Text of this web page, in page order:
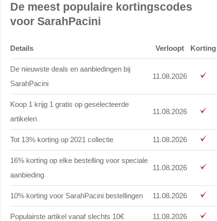
De meest populaire kortingscodes
voor SarahPacini
Details Verloopt Korting
De nieuwste deals en aanbiedingen bij
SarahPacini
11.08.2026
Koop 1 krijg 1 gratis op geselecteerde
artikelen
11.08.2026
Tot 13% korting op 2021 collectie 11.08.2026
16% korting op elke bestelling voor speciale
aanbieding
11.08.2026
10% korting voor SarahPacini bestellingen 11.08.2026
Populairste artikel vanaf slechts 10€ 11.08.2026